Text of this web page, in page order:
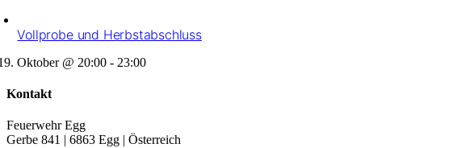
Vollprobe und Herbstabschluss
Oktober @ 20:00 - 23:00
Kontakt
Feuerwehr Egg
Gerbe 841 | 6863 Egg | Österreich